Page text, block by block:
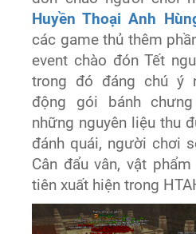
Huyền Thoại Anh
các game thủ thêm
event chào đón Tết
trong đó đáng chú ý
động gói bánh
những nguyên liệu thu
đánh quái, người chơi
Cân đẩu vân, vật
tiên xuất hiện trong